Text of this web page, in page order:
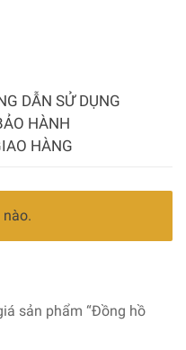
DẪN SỬ DỤNG
HÀNH
HÀNG
sản phẩm “Đồng hồ